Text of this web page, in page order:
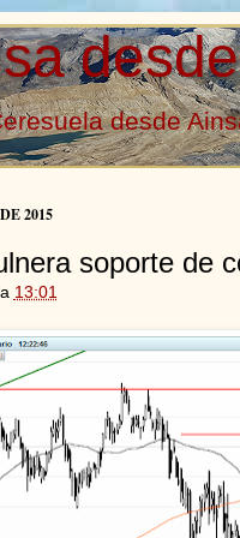
desde
2015
soporte de
13:01